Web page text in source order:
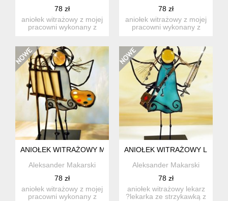
78 zł
aniołek witrażowy z mojej
pracowni wykonany z
78 zł
aniołek witrażowy z mojej
pracowni wykonany z
ANIOŁEK WITRAŻOWY MALARKA/MALARZ
Aleksander Makarski
78 zł
aniołek witrażowy z mojej
pracowni wykonany z
ANIOŁEK WITRAŻOWY
Aleksander Makarski
78 zł
aniołek witrażowy lekarz
?lekarka ze strzykawką z